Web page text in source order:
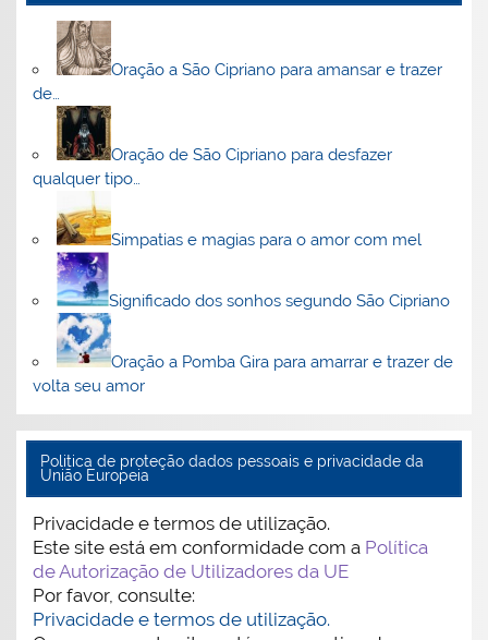
Oração a São Cipriano para amansar e trazer
de…
Oração de São Cipriano para desfazer
qualquer tipo…
Simpatias e magias para o amor com mel
Significado dos sonhos segundo São Cipriano
Oração a Pomba Gira para amarrar e trazer de
volta seu amor
Politica de proteção dados pessoais e privacidade da
União Europeia
Privacidade e termos de utilização.
Este site está em conformidade com a Política
de Autorização de Utilizadores da UE
Por favor, consulte:
Privacidade e termos de utilização.